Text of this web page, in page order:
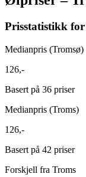
Prisstatistikk
Medianpris (Tromsø)
126,-
Basert på 36 priser
Medianpris (Troms)
126,-
Basert på 42 priser
Forskjell fra Troms